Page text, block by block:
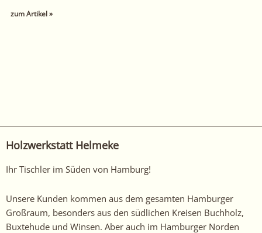
zum Artikel »
Holzwerkstatt Helmeke
Ihr Tischler im Süden von Hamburg!
Unsere Kunden kommen aus dem gesamten Hamburger
Großraum, besonders aus den südlichen Kreisen Buchholz,
Buxtehude und Winsen. Aber auch im Hamburger Norden